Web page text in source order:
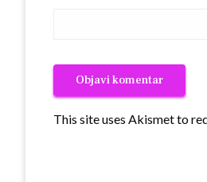
This site uses Akismet to